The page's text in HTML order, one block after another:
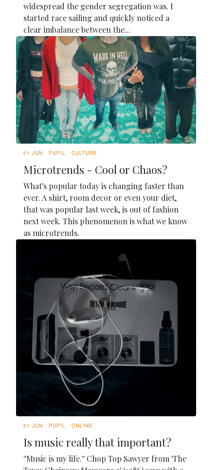
widespread the gender segregation was. I
started race sailing and quickly noticed a
clear imbalance between the...
01 JUN PUPIL CULTURE
Microtrends - Cool or Chaos?
What's popular today is changing faster than
ever. A shirt, room decor or even your diet,
that was popular last week, is out of fashion
next week. This phenomenon is what we know
as microtrends.
01 JUN PUPIL ONLINE
Is music really that important?
''Music is my life.'' Chop Top Sawyer from 'The